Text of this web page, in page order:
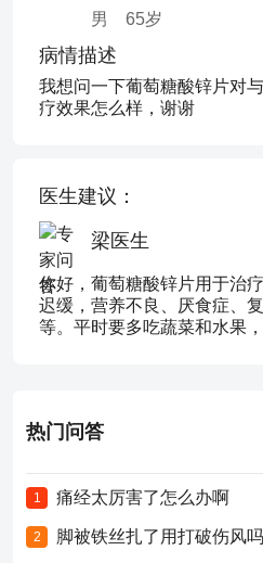
男 65岁
病情描述
我想问一下葡萄糖酸锌片对
疗效果怎么样，谢谢
医生建议：
梁医生
你好，葡萄糖酸锌片用于治
迟缓，营养不良、厌食症、
等。平时要多吃蔬菜和水果
热门问答
1 痛经太厉害了怎么办啊
2 脚被铁丝扎了用打破伤风吗